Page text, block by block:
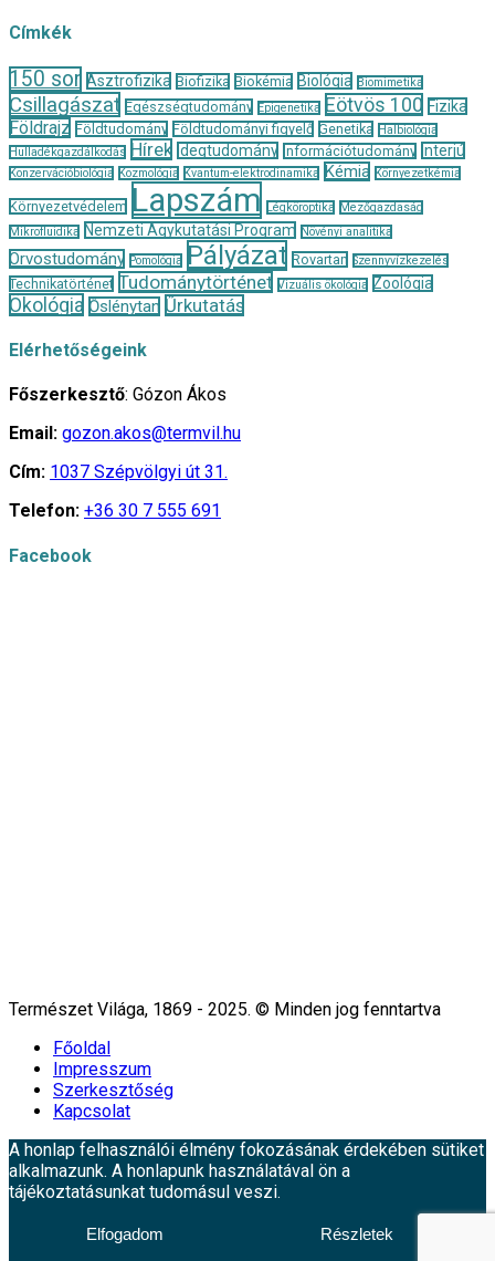
Címkék
150 sor Asztrofizika Biofizika Biokémia Biológia Biomimetika
Csillagászat Egészségtudomány Epigenetika Eötvös 100 Fizika
Földrajz Földtudomány Földtudományi figyelő Genetika
Halbiológia
Hulladékgazdálkodás
Hírek Idegtudomány Információtudomány Interjú
Konzervációbiológia Kozmológia Kvantum-elektrodinamika Kémia Környezetkémia
Környezetvédelem Lapszám Légköroptika
Mezőgazdaság
Mikrofluidika
Nemzeti Agykutatási Program Növényi analitika
Orvostudomány Pomológia Pályázat Rovartan Szennyvízkezelés
Technikatörténet Tudománytörténet Vizuális ökológia Zoológia
Ökológia Őslénytan Űrkutatás
Elérhetőségeink
Főszerkesztő: Gózon Ákos
Email: gozon.akos@termvil.hu
Cím: 1037 Szépvölgyi út 31.
Telefon: +36 30 7 555 691
Facebook
Természet Világa, 1869 - 2025. © Minden jog fenntartva
Főoldal
Impresszum
Szerkesztőség
Kapcsolat
A honlap felhasználói élmény fokozásának érdekében sütiket
alkalmazunk. A honlapunk használatával ön a
tájékoztatásunkat tudomásul veszi.
Elfogadom Részletek